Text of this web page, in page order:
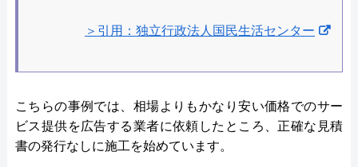
＞引用：独立行政法人国民生活センター
こちらの事例では、相場よりもかなり安い価格でのサー
ビス提供を広告する業者に依頼したところ、正確な見積
書の発行なしに施工を始めています。